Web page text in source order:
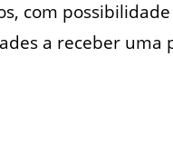
com
a receber uma